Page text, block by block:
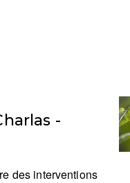
-
des interventions